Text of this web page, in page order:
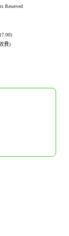
Reserved
費)